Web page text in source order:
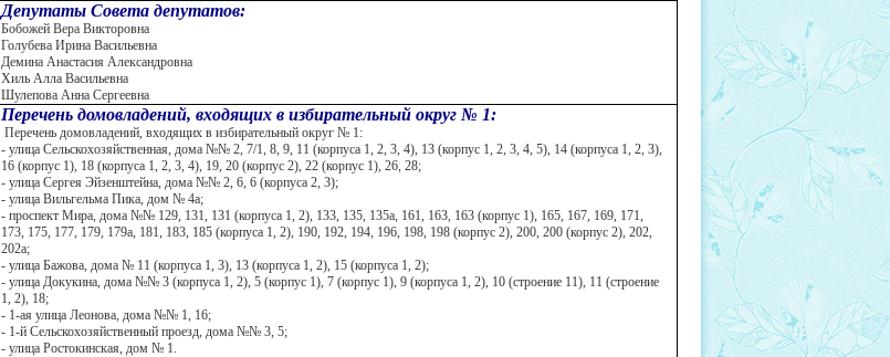
Депутаты Совета депутатов:
Бобожей Вера Викторовна
Голубева Ирина Васильевна
Демина Анастасия Александровна
Хиль Алла Васильевна
Шулепова Анна Сергеевна
Перечень домовладений, входящих в избирательный округ № 1:
Перечень домовладений, входящих в избирательный округ № 1:
- улица Сельскохозяйственная, дома №№ 2, 7/1, 8, 9, 11 (корпуса 1, 2, 3, 4), 13 (корпус 1, 2, 3, 4, 5), 14 (корпуса 1, 2, 3),
16 (корпус 1), 18 (корпуса 1, 2, 3, 4), 19, 20 (корпус 2), 22 (корпус 1), 26, 28;
- улица Сергея Эйзенштейна, дома №№ 2, 6, 6 (корпуса 2, 3);
- улица Вильгельма Пика, дом № 4а;
- проспект Мира, дома №№ 129, 131, 131 (корпуса 1, 2), 133, 135, 135а, 161, 163, 163 (корпус 1), 165, 167, 169, 171,
173, 175, 177, 179, 179а, 181, 183, 185 (корпуса 1, 2), 190, 192, 194, 196, 198, 198 (корпус 2), 200, 200 (корпус 2), 202,
202а;
- улица Бажова, дома № 11 (корпуса 1, 3), 13 (корпуса 1, 2), 15 (корпуса 1, 2);
- улица Докукина, дома №№ 3 (корпуса 1, 2), 5 (корпус 1), 7 (корпус 1), 9 (корпуса 1, 2), 10 (строение 11), 11 (строение
1, 2), 18;
- 1-ая улица Леонова, дома №№ 1, 16;
- 1-й Сельскохозяйственный проезд, дома №№ 3, 5;
- улица Ростокинская, дом № 1.